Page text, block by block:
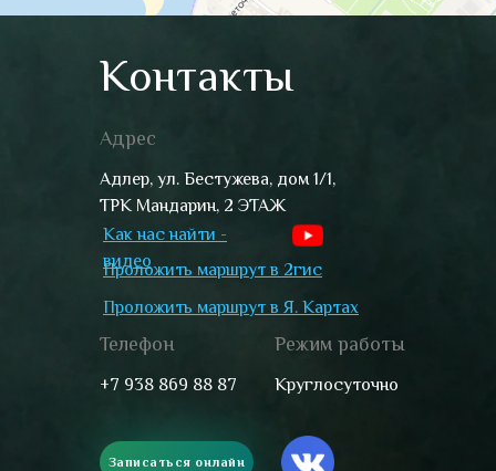
Контакты
Адрес
Адлер, ул. Бестужева, дом 1/1,
ТРК Мандарин, 2 ЭТАЖ
Проложить маршрут в 2гис
Проложить маршрут в Я. Картах
Телефон Режим работы
+7 938 869 88 87 Круглосуточно
Записаться онлайн
Как нас найти -
видео